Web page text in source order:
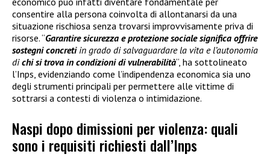
consentire alla persona coinvolta di allontanarsi da una
situazione rischiosa senza trovarsi improvvisamente priva di
risorse. “Garantire sicurezza e protezione sociale significa offrire
sostegni concretiin grado di salvaguardare la vita e l’autonomia
dichi si trova in condizioni di vulnerabilità“, ha sottolineato
l’Inps, evidenziando come l’indipendenza economica sia uno
degli strumenti principali per permettere alle vittime di
sottrarsi a contesti di violenza o intimidazione.
Naspi dopo dimissioni per violenza: quali
sono i requisiti richiesti dall’Inps